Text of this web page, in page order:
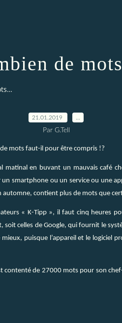
de
21.01.2019
Par G.Tell
mots faut-il pour être compris !?
matinal en buvant un mauvais café
un smartphone ou un service ou une
contient plus de mots que
« K-Tipp », il faut cinq heures
soit celles de Google, qui fournit le
mieux, puisque l’appareil et le logiciel
contenté de 27000 mots pour son